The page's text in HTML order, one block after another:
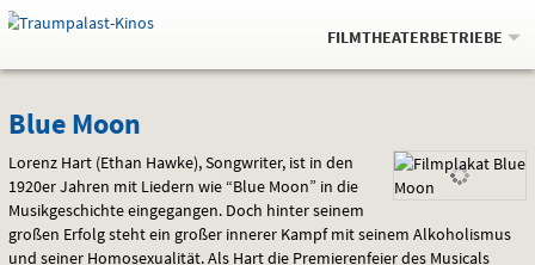
Springe
zum
,zum
.
Navigation
Service
Gehe
zur
Auswahl
FILMTHEATERBETRIEBE
Blue
Moon
Blue Moon
Lorenz Hart (Ethan Hawke), Songwriter, ist in den
1920er Jahren mit Liedern wie “Blue Moon” in die
Musikgeschichte eingegangen. Doch hinter seinem
großen Erfolg steht ein großer innerer Kampf mit seinem Alkoholismus
und seiner Homosexualität. Als Hart die Premierenfeier des Musicals